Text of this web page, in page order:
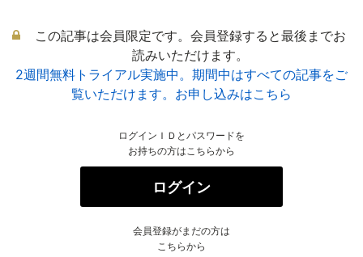
この記事は会員限定です。会員登録すると最後までお
読みいただけます。
2週間無料トライアル実施中。期間中はすべての記事をご
覧いただけます。お申し込みはこちら
ログインＩＤとパスワードを
お持ちの方はこちらから
ログイン
会員登録がまだの方は
こちらから